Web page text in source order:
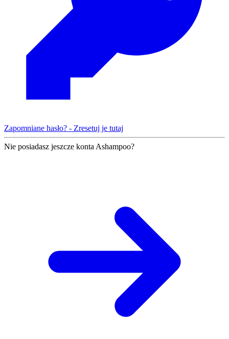
Zapomniane hasło? - Zresetuj je tutaj
Nie posiadasz jeszcze konta Ashampoo?